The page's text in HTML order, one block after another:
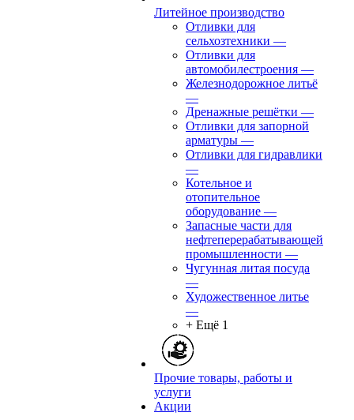
Литейное производство
Отливки для
сельхозтехники —
Отливки для
автомобилестроения —
Железнодорожное литьё
—
Дренажные решётки —
Отливки для запорной
арматуры —
Отливки для гидравлики
—
Котельное и
отопительное
оборудование —
Запасные части для
нефтеперерабатывающей
промышленности —
Чугунная литая посуда
—
Художественное литье
—
+ Ещё 1
Прочие товары, работы и
услуги
Акции